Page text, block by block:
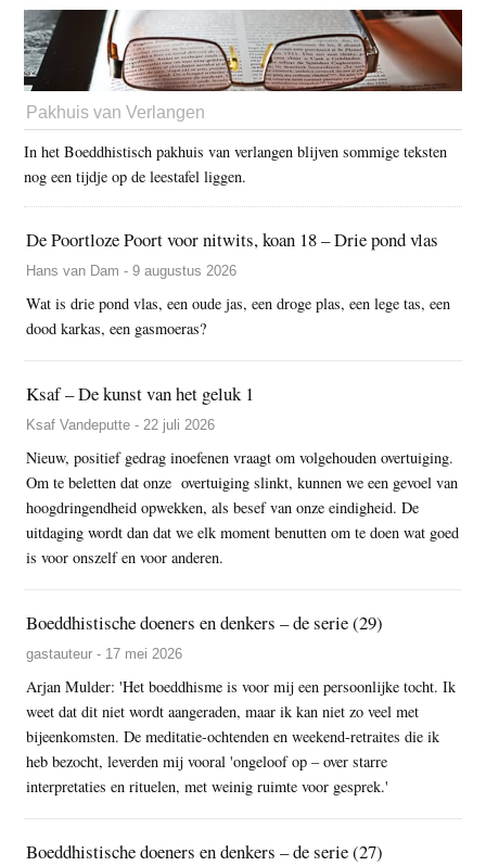
Pakhuis van Verlangen
In het Boeddhistisch pakhuis van verlangen blijven sommige teksten
nog een tijdje op de leestafel liggen.
De Poortloze Poort voor nitwits, koan 18 – Drie pond vlas
Hans van Dam - 9 augustus 2026
Wat is drie pond vlas, een oude jas, een droge plas, een lege tas, een
dood karkas, een gasmoeras?
Ksaf – De kunst van het geluk 1
Ksaf Vandeputte - 22 juli 2026
Nieuw, positief gedrag inoefenen vraagt om volgehouden overtuiging.
Om te beletten dat onze overtuiging slinkt, kunnen we een gevoel van
hoogdringendheid opwekken, als besef van onze eindigheid. De
uitdaging wordt dan dat we elk moment benutten om te doen wat goed
is voor onszelf en voor anderen.
Boeddhistische doeners en denkers – de serie (29)
gastauteur - 17 mei 2026
Arjan Mulder: 'Het boeddhisme is voor mij een persoonlijke tocht. Ik
weet dat dit niet wordt aangeraden, maar ik kan niet zo veel met
bijeenkomsten. De meditatie-ochtenden en weekend-retraites die ik
heb bezocht, leverden mij vooral 'ongeloof op – over starre
interpretaties en rituelen, met weinig ruimte voor gesprek.'
Boeddhistische doeners en denkers – de serie (27)